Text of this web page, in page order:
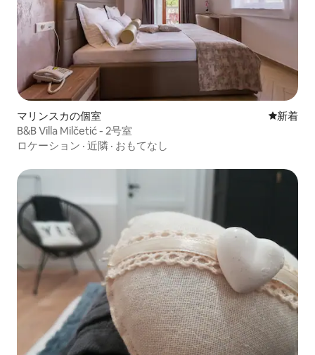
マリンスカの個室 新しい宿
新着
B&B Villa Milčetić - 2号室
ロケーション · 近隣 · おもてなし